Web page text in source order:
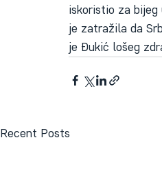
iskoristio za
je zatražila da
je Đukić lošeg
Recent Posts